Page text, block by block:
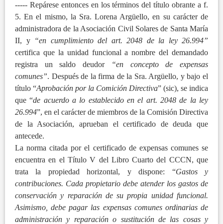
----- Repárese entonces en los términos del título obrante a f.
5. En el mismo, la Sra. Lorena Argüello, en su carácter de
administradora de la Asociación Civil Solares de Santa María
II, y “en cumplimiento del art. 2048 de la ley 26.994”
certifica que la unidad funcional a nombre del demandado
registra un saldo deudor
“en concepto de expensas
comunes”. Después de la firma de la Sra. Argüello, y bajo el
título “Aprobación por la Comición Directiva” (sic), se indica
que “de acuerdo a lo establecido en el art. 2048 de la ley
26.994”, en el carácter de miembros de la Comisión Directiva
de la Asociación, aprueban el certificado de deuda que
antecede.
La norma citada por el certificado de expensas comunes se
encuentra en el Título V del Libro Cuarto del CCCN, que
trata la propiedad horizontal, y dispone: “Gastos y
contribuciones. Cada propietario debe atender los gastos de
conservación y reparación de su propia unidad funcional.
Asimismo, debe pagar las expensas comunes ordinarias de
administración y reparación o sustitución de las cosas y